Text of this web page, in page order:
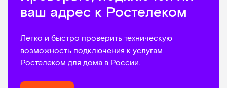
ваш адрес к Ростелеком
Легко и быстро проверить техническую
возможность подключения к услугам
Ростелеком для дома в России.